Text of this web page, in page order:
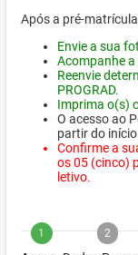
Após a pré-
Envie a sua
Acompanhe
Reenvie
PROGRAD.
Imprima o(s)
O acesso ao
partir do
Confirme a
os 05 (cinco)
letivo.
1 2